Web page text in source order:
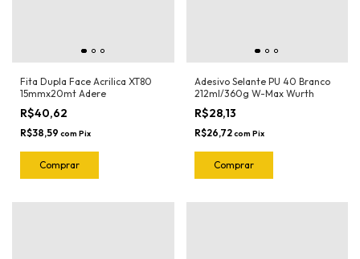
Fita Dupla Face Acrilica XT80
15mmx20mt Adere
R$40,62
R$38,59 com Pix
Adesivo Selante PU 40 Branco
212ml/360g W-Max Wurth
R$28,13
R$26,72com Pix